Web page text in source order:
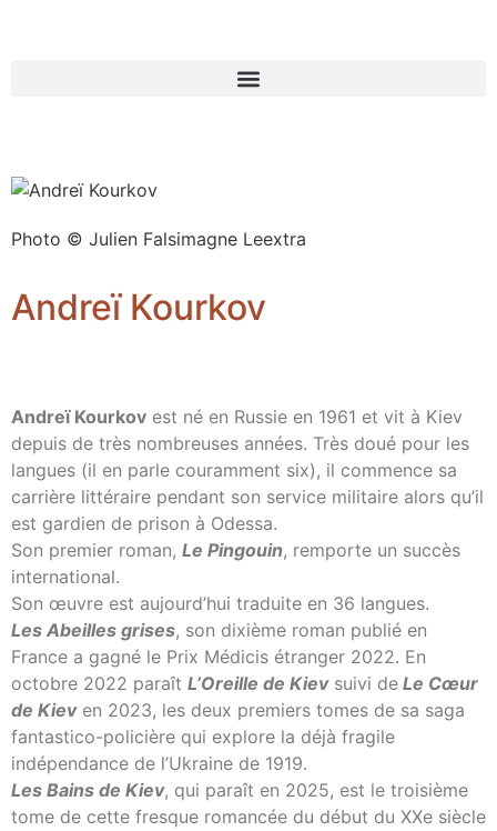
Photo © Julien Falsimagne Leextra
Andreï Kourkov
Andreï Kourkov est né en Russie en 1961 et vit à Kiev
depuis de très nombreuses années. Très doué pour les
langues (il en parle couramment six), il commence sa
carrière littéraire pendant son service militaire alors qu’il
est gardien de prison à Odessa.
Son premier roman, Le Pingouin, remporte un succès
international.
Son œuvre est aujourd’hui traduite en 36 langues.
Les Abeilles grises, son dixième roman publié en
France a gagné le Prix Médicis étranger 2022. En
octobre 2022 paraît L’Oreille de Kievsuivi de Le Cœur
de Kieven 2023, les deux premiers tomes de sa saga
fantastico-policière qui explore la déjà fragile
indépendance de l’Ukraine de 1919.
Les Bains de Kiev, qui paraît en 2025, est le troisième
tome de cette fresque romancée du début du XXe siècle